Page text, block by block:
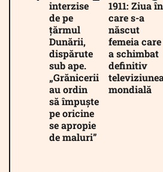
interzise
de pe
țărmul
Dunării,
dispărute
sub ape.
„Grănicerii
au ordin
să împuște
pe oricine
se apropie
de maluri”
1911: Ziua în
care s-a
născut
femeia care
a schimbat
definitiv
mondială